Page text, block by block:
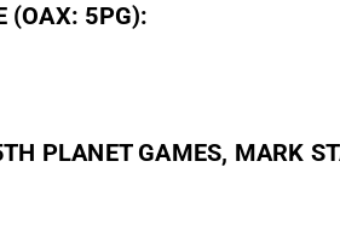
(OAX: 5PG):
PLANET GAMES, MARK